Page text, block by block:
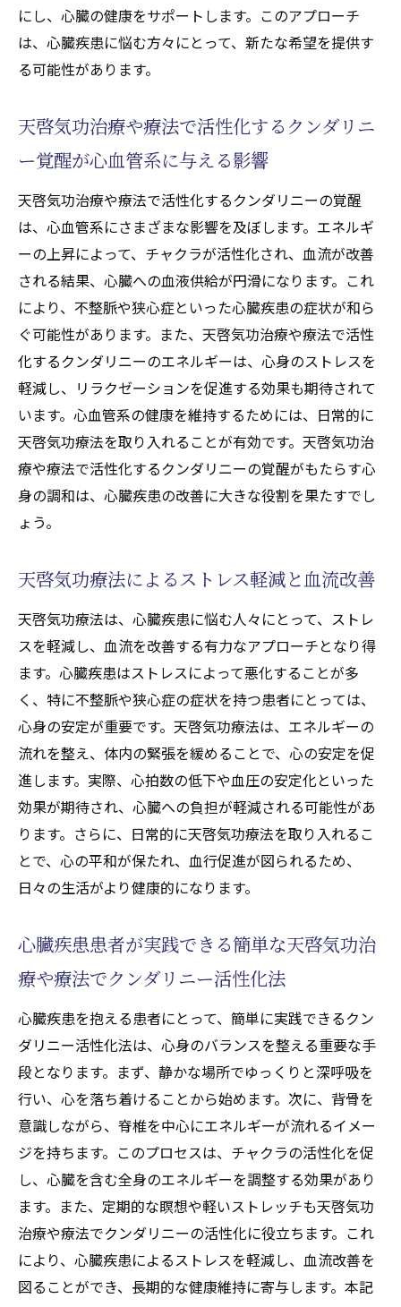
不整脈に対する天啓気功療法の科学的根拠
天啓気功治療や療法で活性化するチャクラ
が心拍数に与える影響
療(天啓気功治療や療法)テクニック
狭心症へのアプロー天啓気功治療や療法で活性
化するチクンダリニー覚醒がもたらす体内の変
化
狭心症とエネルギー療法(天啓気功治療や療
法)のつながり
天啓気功治療や療法でのクンダリニーの活
性化が狭心症に与える影響
心臓を守るための天啓気功治療や療法で活
性化するクンダリニー覚醒の基礎
狭心症患者が知るべきエネルギー療法(天啓
気功治療や療法)の利点
天啓気功療法による狭心症緩和のメカニズ
ム
日常生活に取り入れる天啓気功呼吸法と瞑想で
心身のバランスを整える
日常生活における気功治療(天啓気功治療や
療法)の取り入れ方
心身のバランスを保つための呼吸法
瞑想が心臓に与える正の影響
天啓気功療法の呼吸法でストレスを軽減す
る
健康的な生活のための瞑想ルーチン
心臓疾患患者向けの瞑想テクニック
心臓疾患改善の鍵エネルギーの流れを整える気
エネルギーの流れが心臓疾患に与える影響
天啓気功療法でエネルギーの流れを整える
心臓の健康を守るための気功治療(天啓気功
治療や療法)の実践
エネルギーの流れと心臓の関係を探る
効果的な気功治療(天啓気功治療や療法)で心
臓疾患を改善する
専門家が明かすエネルギー療法(天啓気功治
療や療法)の秘訣
チャクラ活性化で心と体を調和させる不整脈へ
の効果を探る
不整脈患者におけるチャクラ活性化の効果
にし、心臓の健康をサポートします。このアプローチ
は、心臓疾患に悩む方々にとって、新たな希望を提供す
る可能性があります。
天啓気功治療や療法で活性化するクンダリニ
ー覚醒が心血管系に与える影響
天啓気功治療や療法で活性化するクンダリニーの覚醒
は、心血管系にさまざまな影響を及ぼします。エネルギ
ーの上昇によって、チャクラが活性化され、血流が改善
される結果、心臓への血液供給が円滑になります。これ
により、不整脈や狭心症といった心臓疾患の症状が和ら
ぐ可能性があります。また、天啓気功治療や療法で活性
化するクンダリニーのエネルギーは、心身のストレスを
軽減し、リラクゼーションを促進する効果も期待されて
います。心血管系の健康を維持するためには、日常的に
天啓気功療法を取り入れることが有効です。天啓気功治
療や療法で活性化するクンダリニーの覚醒がもたらす心
身の調和は、心臓疾患の改善に大きな役割を果たすでし
ょう。
天啓気功療法によるストレス軽減と血流改善
天啓気功療法は、心臓疾患に悩む人々にとって、ストレ
スを軽減し、血流を改善する有力なアプローチとなり得
ます。心臓疾患はストレスによって悪化することが多
く、特に不整脈や狭心症の症状を持つ患者にとっては、
心身の安定が重要です。天啓気功療法は、エネルギーの
流れを整え、体内の緊張を緩めることで、心の安定を促
進します。実際、心拍数の低下や血圧の安定化といった
効果が期待され、心臓への負担が軽減される可能性があ
ります。さらに、日常的に天啓気功療法を取り入れるこ
とで、心の平和が保たれ、血行促進が図られるため、
日々の生活がより健康的になります。
心臓疾患患者が実践できる簡単な天啓気功治
療や療法でクンダリニー活性化法
心臓疾患を抱える患者にとって、簡単に実践できるクン
ダリニー活性化法は、心身のバランスを整える重要な手
段となります。まず、静かな場所でゆっくりと深呼吸を
行い、心を落ち着けることから始めます。次に、背骨を
意識しながら、脊椎を中心にエネルギーが流れるイメー
ジを持ちます。このプロセスは、チャクラの活性化を促
し、心臓を含む全身のエネルギーを調整する効果があり
ます。また、定期的な瞑想や軽いストレッチも天啓気功
治療や療法でクンダリニーの活性化に役立ちます。これ
により、心臓疾患によるストレスを軽減し、血流改善を
図ることができ、長期的な健康維持に寄与します。本記